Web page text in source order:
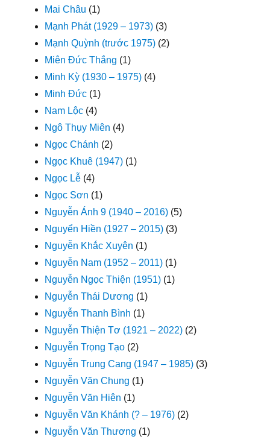
Mai Châu (1)
Mạnh Phát (1929 – 1973) (3)
Mạnh Quỳnh (trước 1975) (2)
Miên Đức Thắng (1)
Minh Kỳ (1930 – 1975) (4)
Minh Đức (1)
Nam Lộc (4)
Ngô Thụy Miên (4)
Ngọc Chánh (2)
Ngọc Khuê (1947) (1)
Ngọc Lễ (4)
Ngọc Sơn (1)
Nguyễn Ánh 9 (1940 – 2016) (5)
Nguyển Hiền (1927 – 2015) (3)
Nguyễn Khắc Xuyên (1)
Nguyễn Nam (1952 – 2011) (1)
Nguyễn Ngọc Thiện (1951) (1)
Nguyễn Thái Dương (1)
Nguyễn Thanh Bình (1)
Nguyễn Thiện Tơ (1921 – 2022) (2)
Nguyễn Trọng Tạo (2)
Nguyễn Trung Cang (1947 – 1985) (3)
Nguyễn Văn Chung (1)
Nguyễn Văn Hiên (1)
Nguyễn Văn Khánh (? – 1976) (2)
Nguyễn Văn Thương (1)